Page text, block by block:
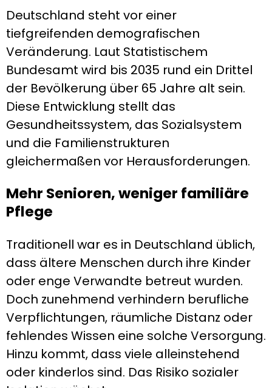
Deutschland steht vor einer
tiefgreifenden demografischen
Veränderung. Laut Statistischem
Bundesamt wird bis 2035 rund ein Drittel
der Bevölkerung über 65 Jahre alt sein.
Diese Entwicklung stellt das
Gesundheitssystem, das Sozialsystem
und die Familienstrukturen
gleichermaßen vor Herausforderungen.
Mehr Senioren, weniger familiäre
Pflege
Traditionell war es in Deutschland üblich,
dass ältere Menschen durch ihre Kinder
oder enge Verwandte betreut wurden.
Doch zunehmend verhindern berufliche
Verpflichtungen, räumliche Distanz oder
fehlendes Wissen eine solche Versorgung.
Hinzu kommt, dass viele alleinstehend
oder kinderlos sind. Das Risiko sozialer